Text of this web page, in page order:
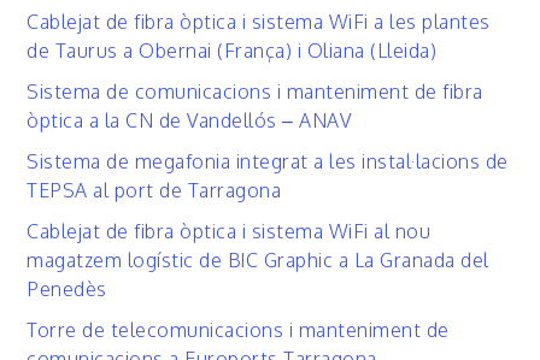
Cablejat de fibra òptica i sistema WiFi a les plantes
de Taurus a Obernai (França) i Oliana (Lleida)
Sistema de comunicacions i manteniment de fibra
òptica a la CN de Vandellós – ANAV
Sistema de megafonia integrat a les instal·lacions de
TEPSA al port de Tarragona
Cablejat de fibra òptica i sistema WiFi al nou
magatzem logístic de BIC Graphic a La Granada del
Penedès
Torre de telecomunicacions i manteniment de